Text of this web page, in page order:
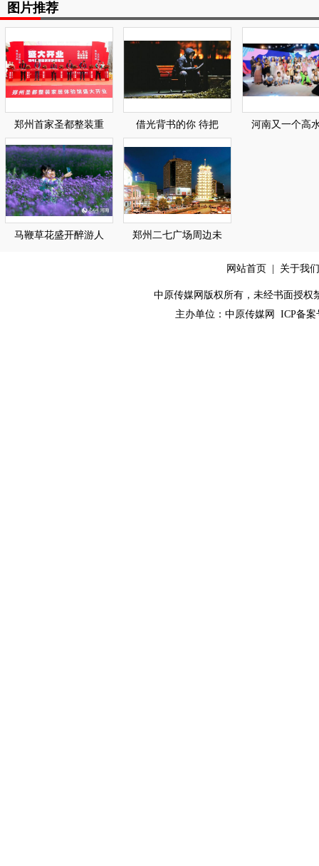
图片推荐
郑州首家圣都整装重 借光背书的你 待把 河南又一个高
马鞭草花盛开醉游人 郑州二七广场周边未
网站首页 关于我们
中原传媒网版权所有，未经书面授权
主办单位： 中原传媒网 ICP备案